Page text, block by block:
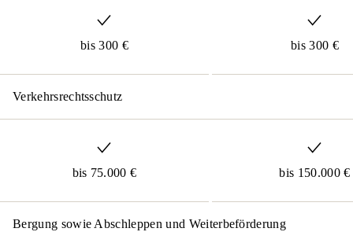
bis 300 € bis 300 €
Verkehrsrechtsschutz
bis 75.000 € bis 150.000 €
Bergung sowie Abschleppen und Weiterbeförderung